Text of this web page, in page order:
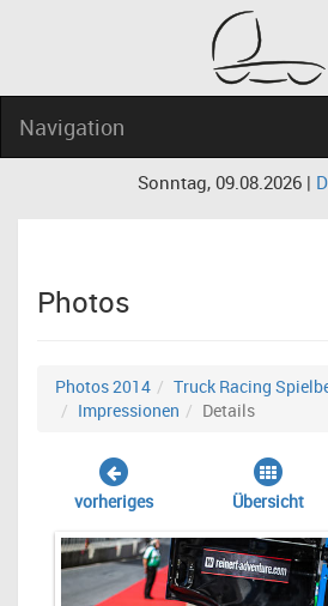
Navigation
Sonntag, 09.08.2026 |
Photos
Photos 2014
Truck Racing
Impressionen
Details
vorheriges Übersicht